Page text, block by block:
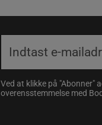
Ved at klikke på "Abonner"
overensstemmelse med